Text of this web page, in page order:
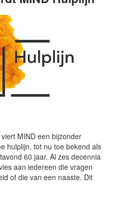
MIND een bijzonder
hulplijn, tot nu toe bekend als
60 jaar. Al zes decennia
aan iedereen die vragen
of die van een naaste. Dit